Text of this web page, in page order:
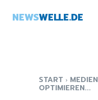
NEWSWELLE.DE
START MEDIEN
OPTIMIEREN...